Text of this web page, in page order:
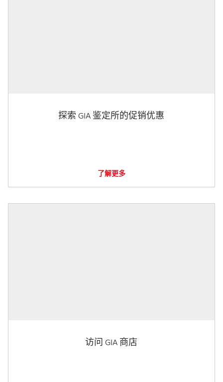
探索 GIA 鉴定所的促销优惠
了解更多
访问 GIA 商店